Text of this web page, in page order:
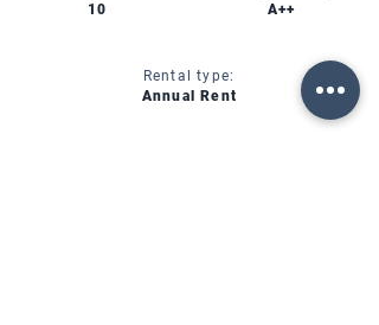
10
A++
Rental type:
Annual Rent